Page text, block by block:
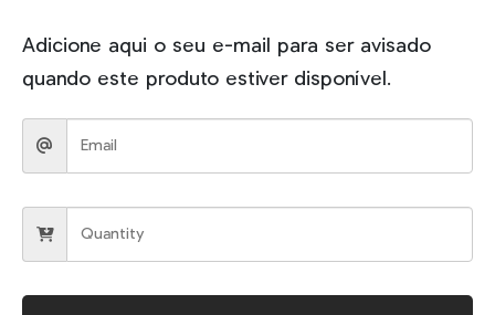
Adicione aqui o seu e-mail para ser avisado
quando este produto estiver disponível.